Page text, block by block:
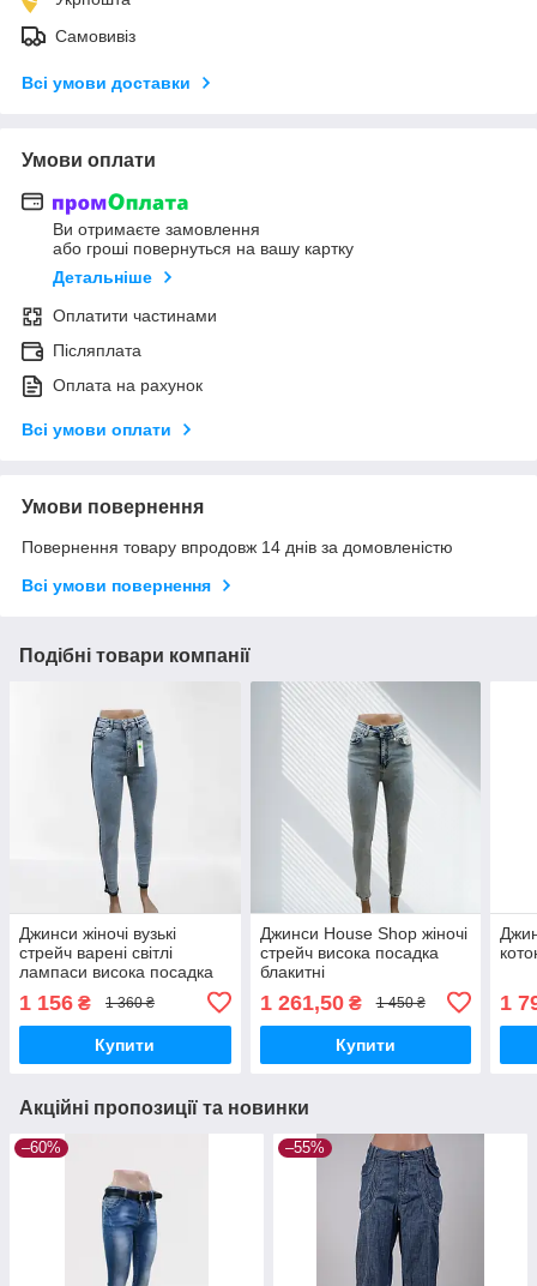
Самовивіз
Всі умови доставки
Умови оплати
Ви отримаєте замовлення
або гроші повернуться на вашу картку
Детальніше
Оплатити частинами
Післяплата
Оплата на рахунок
Всі умови оплати
Умови повернення
Повернення товару впродовж 14 днів за домовленістю
Всі умови повернення
Подібні товари компанії
Джинси жіночі вузькі
стрейч варені світлі
лампаси висока посадка
1 156 ₴ 1 360 ₴
Купити
Джинси House Shop жіночі
стрейч висока посадка
блакитні
1 261,50₴ 1 450 ₴
Купити
1
Акційні пропозиції та новинки
–60% –55%